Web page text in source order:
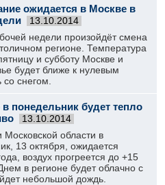
ожидается в Москве в
13.10.2014
недели произойдёт смена
регионе. Температура
и субботу Москве и
будет ближе к нулевым
снегом.
понедельник будет тепло
13.10.2014
Московской области в
13 октября, ожидается
воздух прогреется до +15
в регионе будет облачно с
небольшой дождь.